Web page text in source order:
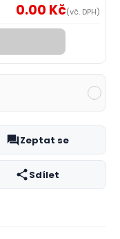
0.00 Kč(vč. DPH)
Zeptat se
Sdílet